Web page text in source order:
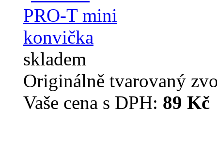
skladem
Originálně tvarovaný
Vaše cena s DPH: 89 Kč